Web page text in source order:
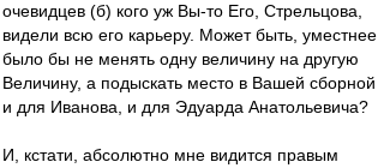
очевидцев (б) кого уж Вы-то Его, Стрельцова,
видели всю его карьеру. Может быть, уместнее
было бы не менять одну величину на другую
Величину, а подыскать место в Вашей сборной
и для Иванова, и для Эдуарда Анатольевича?
И, кстати, абсолютно мне видится правым